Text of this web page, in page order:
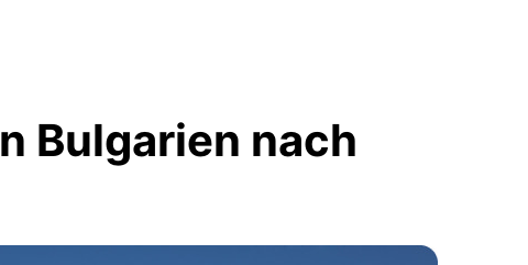
Bulgarien nach